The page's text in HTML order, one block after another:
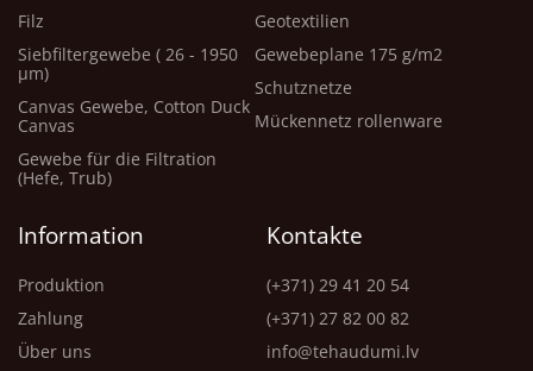
Filz
Siebfiltergewebe ( 26 - 1950
μm)
Canvas Gewebe, Cotton Duck
Canvas
Gewebe für die Filtration
(Hefe, Trub)
Geotextilien
Gewebeplane 175 g/m2
Schutznetze
Mückennetz rollenware
Information
Produktion
Zahlung
Über uns
Kontakte
(+371) 29 41 20 54
(+371) 27 82 00 82
info@tehaudumi.lv